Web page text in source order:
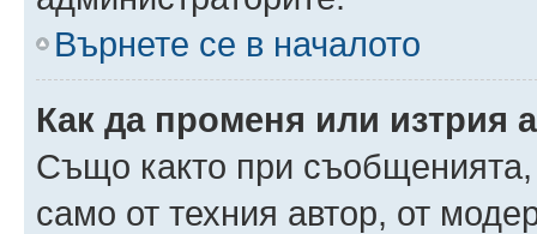
Върнете се в началото
Как да променя или изтрия
Също както при съобщенията,
само от техния автор, от